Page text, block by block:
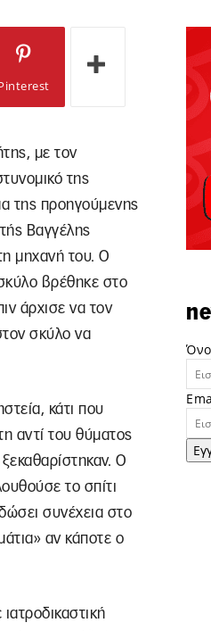
με τον
της
της προηγούμενης
Βαγγέλης
μηχανή του. Ο
βρέθηκε στο
άρχισε να τον
σκύλο να
κάτι που
αντί του θύματος
Ο
το σπίτι
συνέχεια στο
αν κάποτε ο